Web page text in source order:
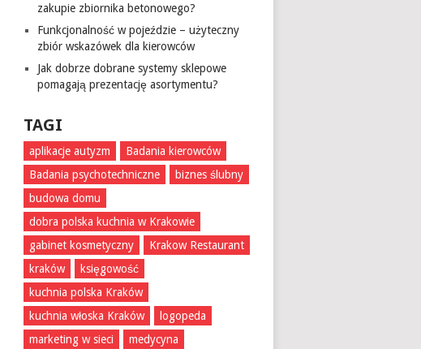
zakupie zbiornika betonowego?
Funkcjonalność w pojeździe – użyteczny
zbiór wskazówek dla kierowców
Jak dobrze dobrane systemy sklepowe
pomagają prezentację asortymentu?
TAGI
aplikacje autyzm
Badania kierowców
Badania psychotechniczne
biznes ślubny
budowa domu
dobra polska kuchnia w Krakowie
gabinet kosmetyczny
Krakow Restaurant
kraków
księgowość
kuchnia polska Kraków
kuchnia włoska Kraków
logopeda
marketing w sieci
medycyna